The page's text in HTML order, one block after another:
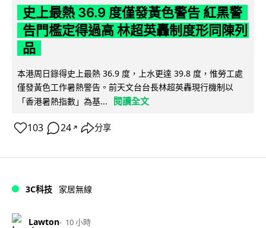
史上最熱 36.9 度僅發黃色警告 紅黑警
告門檻定得過高 林超英轟制度形同陳列
品
本港周日錄得史上最熱 36.9 度，上水更達 39.8 度，惟勞工處
僅發黃色工作暑熱警告。前天文台台長林超英轟現行機制以
「香港暑熱指數」為基...
閱讀全文
103 24 ↗ 分享
3C科技 家居無線
Lawton 10 小時